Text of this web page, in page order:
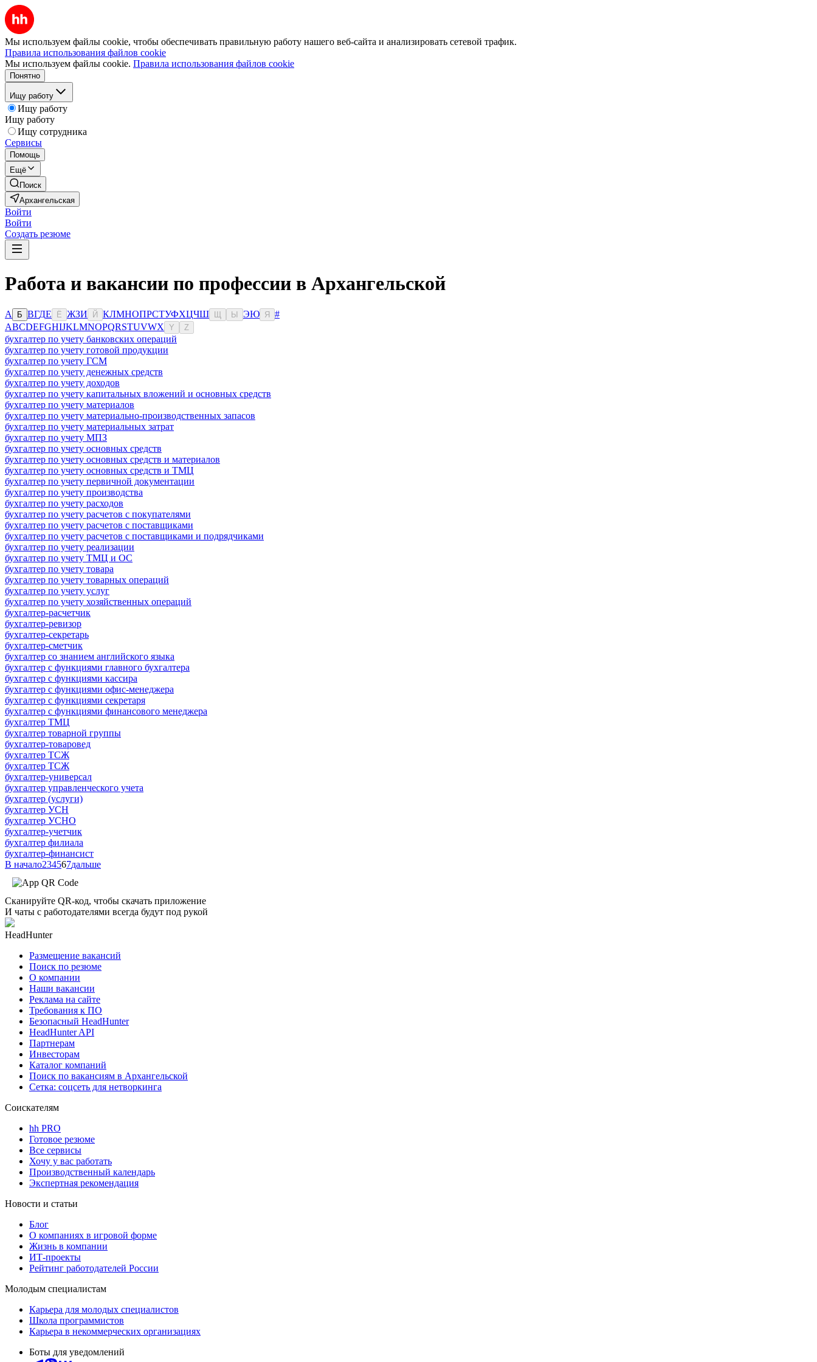
Мы используем файлы cookie, чтобы обеспечивать правильную работу нашего веб-сайта и анализировать сетевой трафик.
Правила использования файлов cookie
Мы используем файлы cookie. Правила использования файлов cookie
Понятно
Ищу работу
Ищу работу
Ищу работу
Ищу сотрудника
Сервисы
Помощь
Ещё
Поиск
Архангельская
Войти
Войти
Создать резюме
Работа и вакансии по профессии в Архангельской
А Б ВГДЕ Ё ЖЗИ Й КЛМНОПРСТУФХЦЧШ Ы ЭЮ Я
#
ABCDEFGHIJKLMNOPQRSTUVWX Y Z
бухгалтер по учету банковских операций
бухгалтер по учету готовой продукции
бухгалтер по учету ГСМ
бухгалтер по учету денежных средств
бухгалтер по учету доходов
бухгалтер по учету капитальных вложений и основных средств
бухгалтер по учету материалов
бухгалтер по учету материально-производственных запасов
бухгалтер по учету материальных затрат
бухгалтер по учету МПЗ
бухгалтер по учету основных средств
бухгалтер по учету основных средств и материалов
бухгалтер по учету основных средств и ТМЦ
бухгалтер по учету первичной документации
бухгалтер по учету производства
бухгалтер по учету расходов
бухгалтер по учету расчетов с покупателями
бухгалтер по учету расчетов с поставщиками
бухгалтер по учету расчетов с поставщиками и подрядчиками
бухгалтер по учету реализации
бухгалтер по учету ТМЦ и ОС
бухгалтер по учету товара
бухгалтер по учету товарных операций
бухгалтер по учету услуг
бухгалтер по учету хозяйственных операций
бухгалтер-расчетчик
бухгалтер-ревизор
бухгалтер-секретарь
бухгалтер-сметчик
бухгалтер со знанием английского языка
бухгалтер с функциями главного бухгалтера
бухгалтер с функциями кассира
бухгалтер с функциями офис-менеджера
бухгалтер с функциями секретаря
бухгалтер с функциями финансового менеджера
бухгалтер ТМЦ
бухгалтер товарной группы
бухгалтер-товаровед
бухгалтер ТСЖ
бухгалтер ТСЖ
бухгалтер-универсал
бухгалтер управленческого учета
бухгалтер (услуги)
бухгалтер УСН
бухгалтер УСНО
бухгалтер-учетчик
бухгалтер филиала
бухгалтер-финансист
В начало234567дальше
Сканируйте QR-код, чтобы скачать приложение
И чаты с работодателями всегда будут под рукой
HeadHunter
Размещение вакансий
Поиск по резюме
О компании
Наши вакансии
Реклама на сайте
Требования к ПО
Безопасный HeadHunter
HeadHunter API
Партнерам
Инвесторам
Каталог компаний
Поиск по вакансиям в Архангельской
Сетка: соцсеть для нетворкинга
Соискателям
hh PRO
Готовое резюме
Все сервисы
Хочу у вас работать
Производственный календарь
Экспертная рекомендация
Новости и статьи
Блог
О компаниях в игровой форме
Жизнь в компании
ИТ-проекты
Рейтинг работодателей России
Молодым специалистам
Карьера для молодых специалистов
Школа программистов
Карьера в некоммерческих организациях
Боты для уведомлений